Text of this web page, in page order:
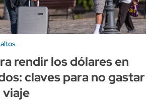
rendir los dólares en
claves para no gastar
viaje